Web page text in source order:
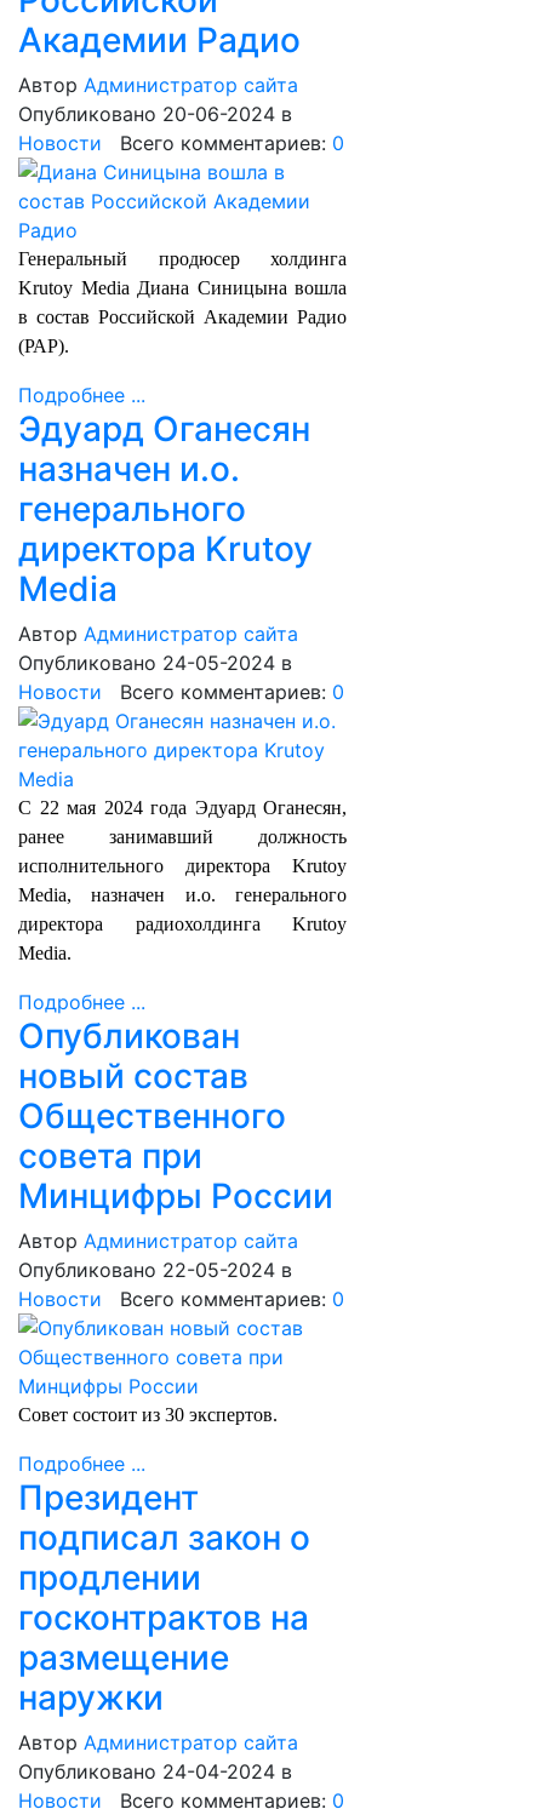
Академии Радио
Автор Администратор сайта
Опубликовано 20-06-2024 в
Новости Всего комментариев: 0
Генеральный продюсер холдинга
Krutoy Media Диана Синицына вошла
в состав Российской Академии Радио
(РАР).
Подробнее ...
Эдуард Оганесян
назначен и.о.
генерального
директора Krutoy
Media
Автор Администратор сайта
Опубликовано 24-05-2024 в
Новости Всего комментариев: 0
С 22 мая 2024 года Эдуард Оганесян,
ранее занимавший должность
исполнительного директора Krutoy
Media, назначен и.о. генерального
директора радиохолдинга Krutoy
Media.
Подробнее ...
Опубликован
новый состав
Общественного
совета при
Минцифры России
Автор Администратор сайта
Опубликовано 22-05-2024 в
Новости Всего комментариев: 0
Совет состоит из 30 экспертов.
Подробнее ...
Президент
подписал закон о
продлении
госконтрактов на
размещение
наружки
Автор Администратор сайта
Опубликовано 24-04-2024 в
Новости Всего комментариев: 0